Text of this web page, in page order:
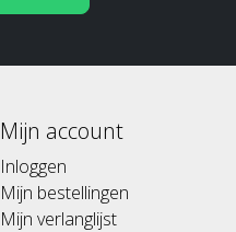
Mijn account
Inloggen
Mijn bestellingen
Mijn verlanglijst